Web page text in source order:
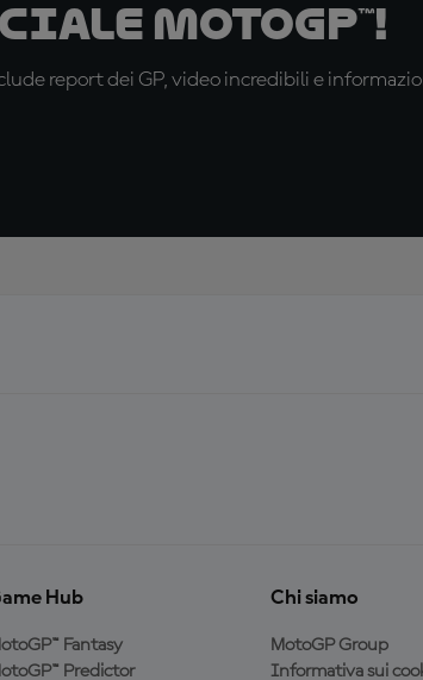
MotoGP™!
report dei GP, video incredibili e
Hub
Fantasy
Predictor
Chi siamo
MotoGP Group
Informativa sui